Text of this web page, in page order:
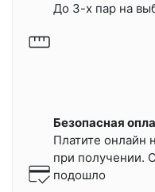
До 3-х пар на
Безопасная
Платите онлайн
при получении.
подошло